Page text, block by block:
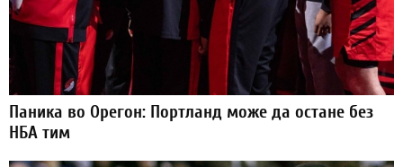
Паника во Орегон: Портланд може да остане без
НБА тим